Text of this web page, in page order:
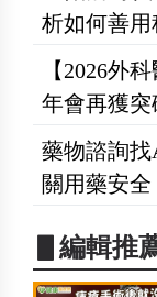
析如何善用
【2026外
年會再獲突
藥物諮詢
關用藥安
▋編輯推